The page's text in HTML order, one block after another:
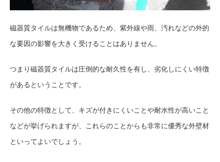
磁器質タイルは無機物であるため、紫外線や雨、汚れなどの外的
な要因の影響を大きく受けることはありません。
つまり磁器質タイルは圧倒的な耐久性を有し、劣化しにくい特徴
があるということです。
その他の特徴として、キズが付きにくいことや耐水性が高いこと
などが挙げられますが、これらのことからも非常に優秀な外壁材
といってよいでしょう。